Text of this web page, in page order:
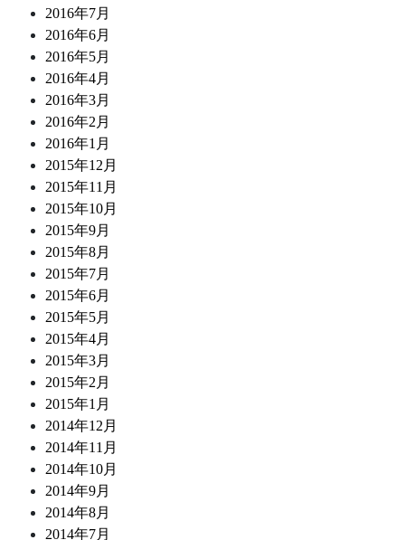
2016年7月
2016年6月
2016年5月
2016年4月
2016年3月
2016年2月
2016年1月
2015年12月
2015年11月
2015年10月
2015年9月
2015年8月
2015年7月
2015年6月
2015年5月
2015年4月
2015年3月
2015年2月
2015年1月
2014年12月
2014年11月
2014年10月
2014年9月
2014年8月
2014年7月